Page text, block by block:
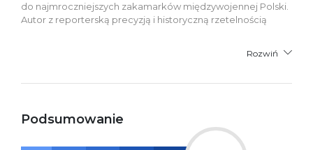
do najmroczniejszych zakamarków międzywojennej Polski.
Autor z reporterską precyzją i historyczną rzetelnością
Rozwiń
Podsumowanie